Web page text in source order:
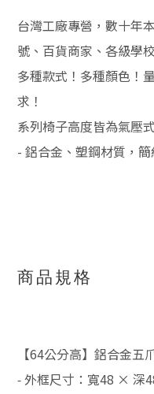
台灣工廠專營，數十年
號、百貨商家、各級學
多種款式！多種顏色！
求！
系列椅子高度皆為氣壓
- 鋁合金、塑鋼材質，
商品規格
【64公分高】鋁合金五
- 外框尺寸： 寬48 × 深